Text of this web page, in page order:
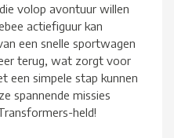
volop avontuur willen
actiefiguur kan
een snelle sportwagen
terug, wat zorgt voor
een simpele stap kunnen
spannende missies
held!